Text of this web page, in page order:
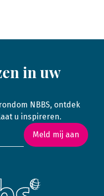
in uw
NBBS, ontdek
u inspireren.
Meld mij aan